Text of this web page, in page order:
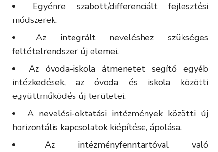
Egyénre szabott/differenciált fejlesztési
módszerek.
Az integrált neveléshez szükséges
feltételrendszer új elemei.
Az óvoda-iskola átmenetet segítő egyéb
intézkedések, az óvoda és iskola közötti
együttműködés új területei.
A nevelési-oktatási intézmények közötti új
horizontális kapcsolatok kiépítése, ápolása.
Az intézményfenntartóval való